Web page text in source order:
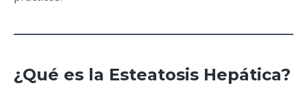
¿Qué es la Esteatosis Hepática?